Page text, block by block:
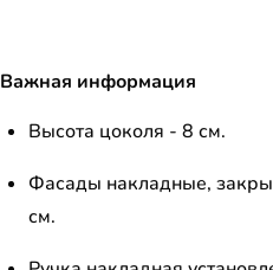
Важная информация
Высота цоколя - 8 см.
Фасады накладные,
см.